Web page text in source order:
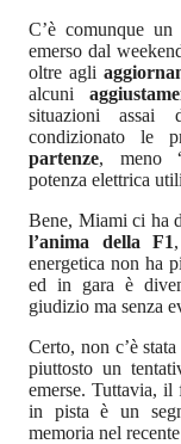
C’è comunque
emerso dal
oltre agli
alcuni
situazioni assai
condizionato le
partenze, meno
potenza elettrica
Bene, Miami ci ha
l’anima della F1
energetica non ha
ed in gara è
giudizio ma senza
Certo, non c’è
piuttosto un
emerse. Tuttavia,
in pista è un
memoria nel